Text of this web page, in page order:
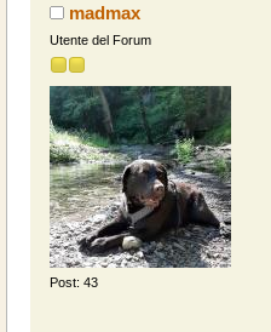
madmax
Utente del Forum
Post: 43